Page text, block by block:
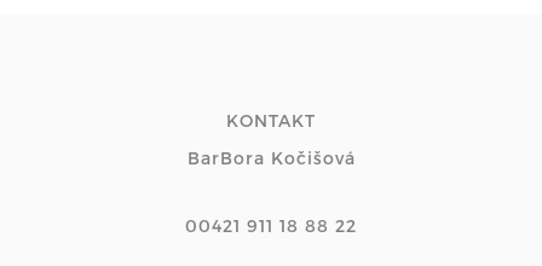
KONTAKT
BarBora Kočišová
00421 911 18 88 22